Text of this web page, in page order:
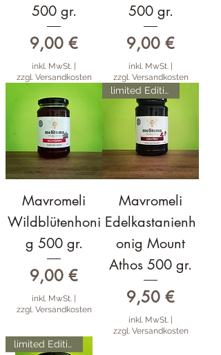
500 gr.
Preis
9,00 €
inkl. MwSt.
zzgl. Versandkosten
500 gr.
Preis
9,00 €
inkl. MwSt.
zzgl. Versandkosten
Mavromeli
Wildblütenhoni
g 500 gr.
Preis
9,00 €
inkl. MwSt.
zzgl. Versandkosten
limited Edition
Mavromeli
Edelkastanienh
onig Mount
Athos 500 gr.
Preis
9,50 €
inkl. MwSt.
zzgl. Versandkosten
limited Edition